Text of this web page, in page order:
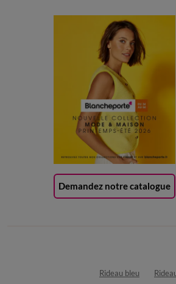
Demandez notre catalogue
Rideau bleu